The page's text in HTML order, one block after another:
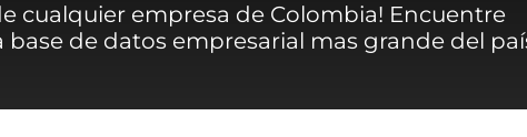
cualquier empresa de Colombia! Encuentre
base de datos empresarial mas grande del